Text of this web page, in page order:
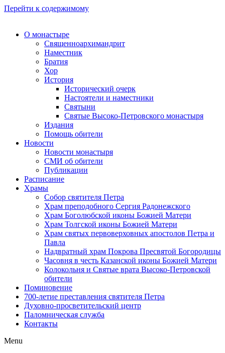
Перейти к содержимому
О монастыре
Священноархимандрит
Наместник
Братия
Хор
История
Исторический очерк
Настоятели и наместники
Святыни
Святые Высоко-Петровского монастыря
Издания
Помощь обители
Новости
Новости монастыря
СМИ об обители
Публикации
Расписание
Храмы
Собор святителя Петра
Храм преподобного Сергия Радонежского
Храм Боголюбской иконы Божией Матери
Храм Толгской иконы Божией Матери
Храм святых первоверховных апостолов Петра и
Павла
Надвратный храм Покрова Пресвятой Богородицы
Часовня в честь Казанской иконы Божией Матери
Колокольня и Святые врата Высоко-Петровской
обители
Поминовение
700-летие преставления святителя Петра
Духовно-просветительский центр
Паломническая служба
Контакты
Menu